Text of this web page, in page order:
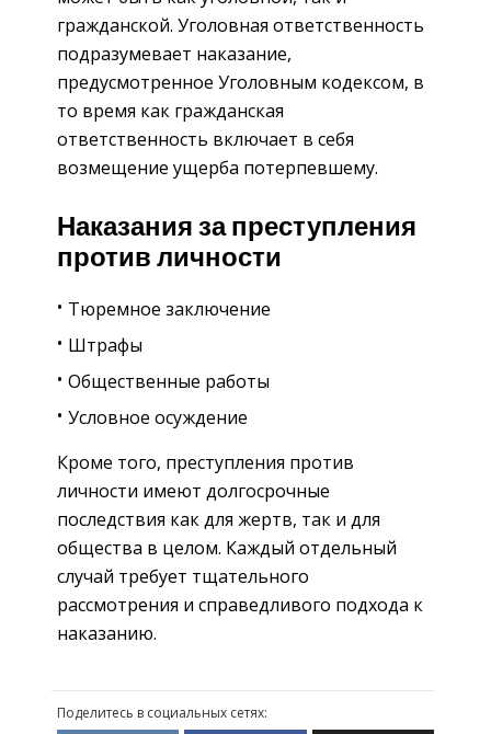
гражданской. Уголовная ответственность
подразумевает наказание,
предусмотренное Уголовным кодексом, в
то время как гражданская
ответственность включает в себя
возмещение ущерба потерпевшему.
Наказания за преступления
против личности
Тюремное заключение
Штрафы
Общественные работы
Условное осуждение
Кроме того, преступления против
личности имеют долгосрочные
последствия как для жертв, так и для
общества в целом. Каждый отдельный
случай требует тщательного
рассмотрения и справедливого подхода к
наказанию.
Поделитесь в социальных сетях: